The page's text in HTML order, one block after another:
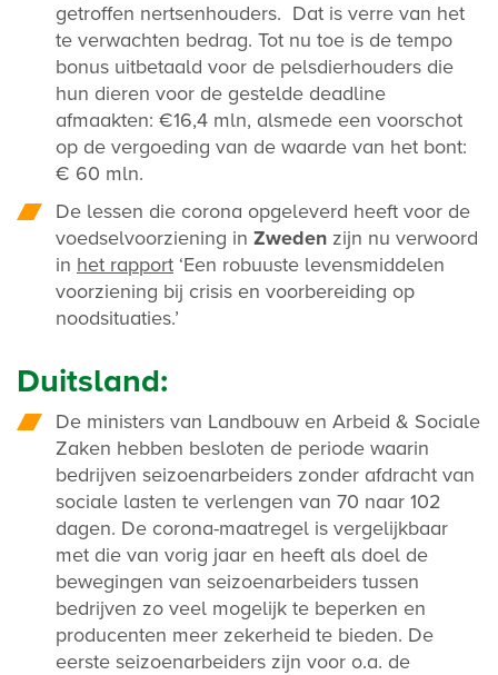
getroffen nertsenhouders. Dat is verre van het
te verwachten bedrag. Tot nu toe is de tempo
bonus uitbetaald voor de pelsdierhouders die
hun dieren voor de gestelde deadline
afmaakten: €16,4 mln, alsmede een voorschot
op de vergoeding van de waarde van het bont:
€ 60 mln.
De lessen die corona opgeleverd heeft voor de
voedselvoorziening in Zweden zijn nu verwoord
in het rapport ‘Een robuuste levensmiddelen
voorziening bij crisis en voorbereiding op
noodsituaties.’
Duitsland:
De ministers van Landbouw en Arbeid & Sociale
Zaken hebben besloten de periode waarin
bedrijven seizoenarbeiders zonder afdracht van
sociale lasten te verlengen van 70 naar 102
dagen. De corona-maatregel is vergelijkbaar
met die van vorig jaar en heeft als doel de
bewegingen van seizoenarbeiders tussen
bedrijven zo veel mogelijk te beperken en
producenten meer zekerheid te bieden. De
eerste seizoenarbeiders zijn voor o.a. de